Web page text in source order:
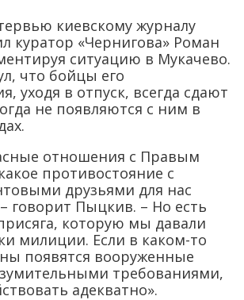
киевскому журналу
куратор «Чернигова» Роман
ситуацию в Мукачево.
что бойцы его
уходя в отпуск, всегда сдают
не появляются с ним в
отношения с Правым
противостояние с
друзьями для нас
говорит Пыцкив. – Но есть
которую мы давали
милиции. Если в каком-то
появятся вооруженные
требованиями,
адекватно».